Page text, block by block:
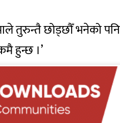
थापाले तुरुन्तै छोड्छौँ
हुन्छ ।’